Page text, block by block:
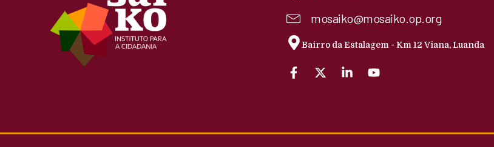
mosaiko@mosaiko.op.org
Bairro da Estalagem - Km 12 Viana, Luanda